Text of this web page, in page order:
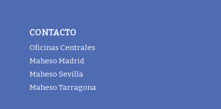
CONTACTO
Oficinas Centrales
Maheso Madrid
Maheso Sevilla
Maheso Tarragona